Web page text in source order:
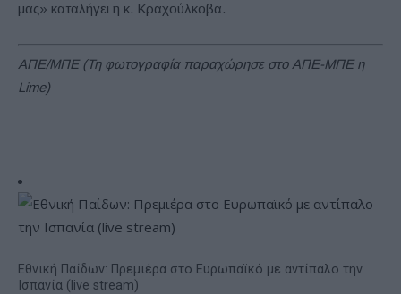
μας» καταλήγει η κ. Κραχούλκοβα.
ΑΠΕ/ΜΠΕ (Τη φωτογραφία παραχώρησε στο ΑΠΕ-ΜΠΕ η
Lime)
Εθνική Παίδων: Πρεμιέρα στο Ευρωπαϊκό με αντίπαλο την
Ισπανία (live stream)